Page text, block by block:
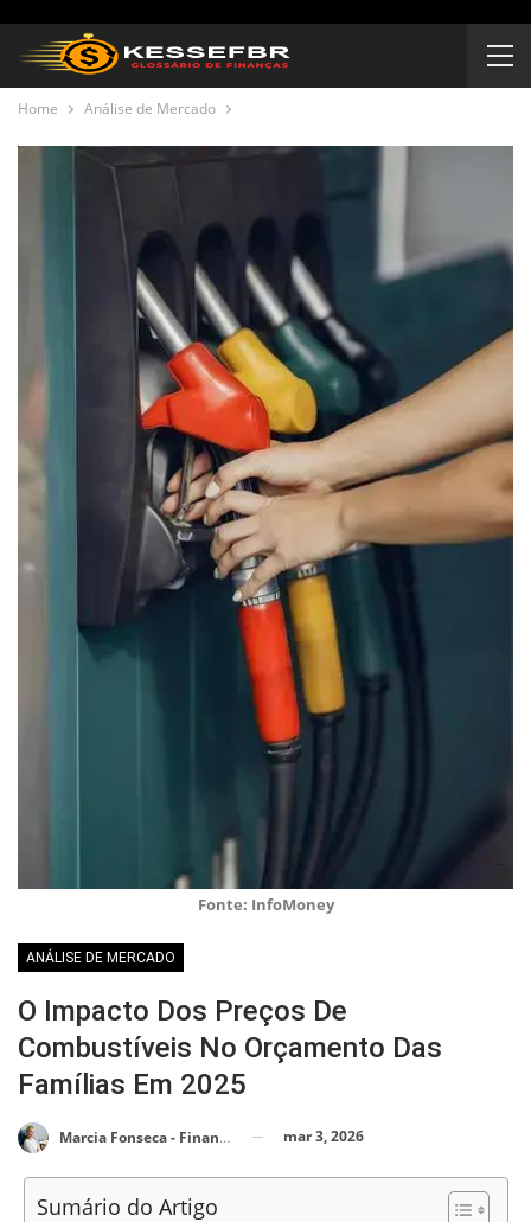
Home Análise de Mercado
Fonte: InfoMoney
ANÁLISE DE MERCADO
O Impacto Dos Preços De
Combustíveis No Orçamento Das
Famílias Em 2025
Marcia Fonseca - Financial Consultant mar 3, 2026
Sumário do Artigo